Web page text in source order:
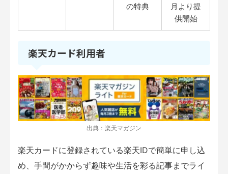
の特典
月より提
供開始
楽天カード利用者
出典：楽天マガジン
楽天カードに登録されている楽天IDで簡単に申し込
め、手間がかからず趣味や生活を彩る記事までライ